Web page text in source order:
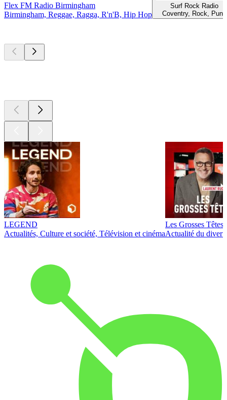
Flex FM Radio Birmingham
Birmingham, Reggae, Ragga, R'n'B, Hip Hop
Surf Rock Radio
Coventry, Rock, Punk
LEGEND
Actualités, Culture et société, Télévision et cinéma
Les Grosses Têtes
Actualité du